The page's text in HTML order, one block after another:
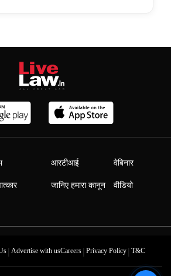
आरटीआई
जानिए हमारा कानून
वेबिनार
वीडियो
| Advertise with usCareers| Privacy Policy| T&C